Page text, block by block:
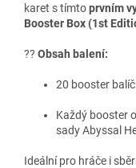
karet s tímtoprvním
Booster Box (1st
?? Obsah balení:
20 booster
Každý booster
sady Abyssal
Ideální pro hráče i